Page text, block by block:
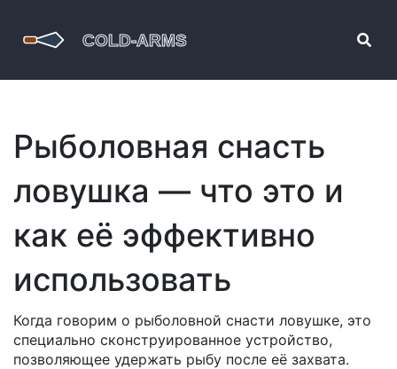
Рыболовная снасть
ловушка — что это и
как её эффективно
использовать
Когда говорим о рыболовной снасти ловушке, это
специально сконструированное устройство,
позволяющее удержать рыбу после её захвата.